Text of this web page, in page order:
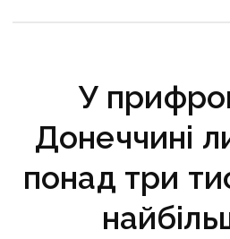
У
Донеччині
понад три